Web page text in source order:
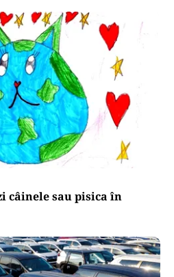
câinele sau pisica în